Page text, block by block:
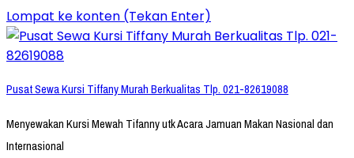
Lompat ke konten (Tekan Enter)
Pusat Sewa Kursi Tiffany Murah Berkualitas Tlp. 021-82619088
Menyewakan Kursi Mewah Tifanny utk Acara Jamuan Makan Nasional dan
Internasional